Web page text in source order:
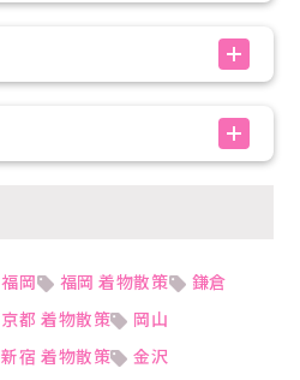
福岡 福岡 着物散策
鎌倉
京都 着物散策
岡山
新宿 着物散策
金沢